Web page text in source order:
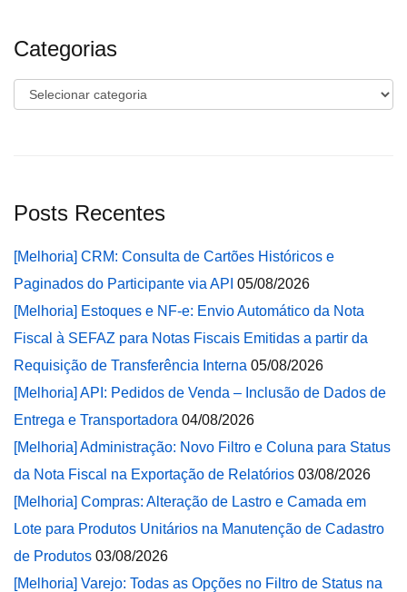
Categorias
Categorias
Posts Recentes
[Melhoria] CRM: Consulta de Cartões Históricos e
Paginados do Participante via API 05/08/2026
[Melhoria] Estoques e NF-e: Envio Automático da Nota
Fiscal à SEFAZ para Notas Fiscais Emitidas a partir da
Requisição de Transferência Interna 05/08/2026
[Melhoria] API: Pedidos de Venda – Inclusão de Dados de
Entrega e Transportadora 04/08/2026
[Melhoria] Administração: Novo Filtro e Coluna para Status
da Nota Fiscal na Exportação de Relatórios 03/08/2026
[Melhoria] Compras: Alteração de Lastro e Camada em
Lote para Produtos Unitários na Manutenção de Cadastro
de Produtos 03/08/2026
[Melhoria] Varejo: Todas as Opções no Filtro de Status na